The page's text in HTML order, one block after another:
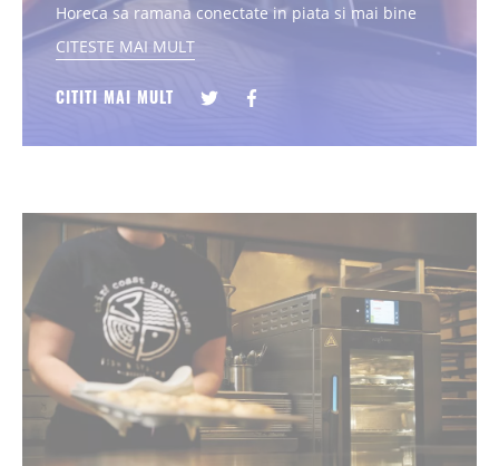
Horeca sa ramana conectate in piata si mai bine
orientate catre preferintele propriilor clienti...
CITESTE MAI MULT
CITITI MAI MULT